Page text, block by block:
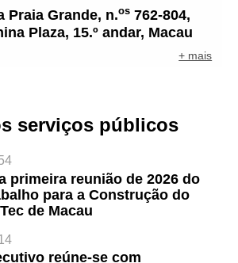
Praia Grande, n.os 762-804,
Plaza, 15.º andar, Macau
+ mais
serviços públicos
primeira reunião de 2026 do
para a Construção do
de Macau
reúne-se com